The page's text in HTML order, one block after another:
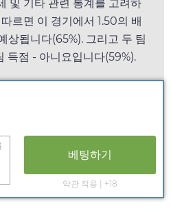
및 기타 관련 통계를 고려하
르면 이 경기에서 1.50의 배
상됩니다(65%). 그리고 두 팀
득점 - 아니요입니다(59%).
베팅하기
약관 적용 | +18